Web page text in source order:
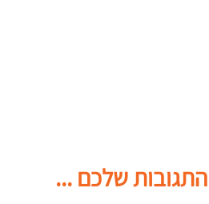
התגובות שלכם ...